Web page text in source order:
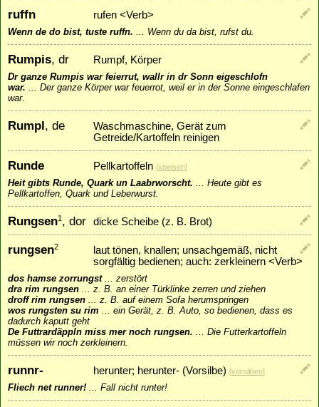
ruffn rufen <Verb>
Wenn de do bist, tuste ruffn. ... Wenn du da bist, rufst du.
Rumpis, dr Rumpf, Körper
Dr ganze Rumpis war feierrut, wallr in dr Sonn eigeschlofn
war. ... Der ganze Körper war feuerrot, weil er in der Sonne eingeschlafen
war.
Rumpl, de
Waschmaschine, Gerät zum
Getreide/Kartoffeln reinigen
Runde Pellkartoffeln [speisen]
Heit gibts Runde, Quark un Laabrworscht. ... Heute gibt es
Pellkartoffen, Quark und Leberwurst.
Rungsen1, dor dicke Scheibe (z. B. Brot)
rungsen2
laut tönen, knallen; unsachgemäß, nicht
sorgfältig bedienen; auch: zerkleinern <Verb>
dos hamse zorrungst... zerstört
dra rim rungsen ... z. B. an einer Türklinke zerren und ziehen
droff rim rungsen ... z. B. auf einem Sofa herumspringen
wos rungsten su rim ... ein Gerät, z. B. Auto, so bedienen, dass es
dadurch kaputt geht
De Futtrardäppln miss mer noch rungsen. ... Die Futterkartoffeln
müssen wir noch zerkleinern.
runnr- herunter; herunter- (Vorsilbe) [vorsilben]
Fliech net runner! ... Fall nicht runter!